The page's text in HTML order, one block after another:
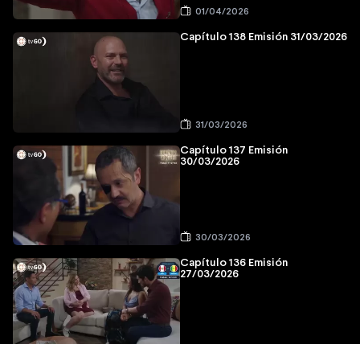
01/04/2026
Capítulo 138 Emisión 31/03/2026
31/03/2026
Capítulo 137 Emisión
30/03/2026
30/03/2026
Capítulo 136 Emisión
27/03/2026